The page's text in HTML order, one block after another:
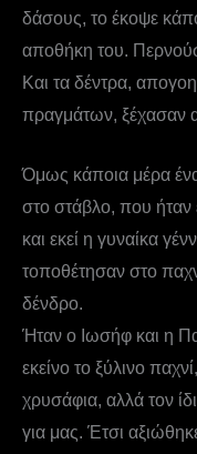
δάσους, το έκοψε
αποθήκη του.
Και τα δέντρα,
πραγμάτων, ξέχασαν
Όμως κάποια μέρα
στο στάβλο, που ήταν
και εκεί η γυναίκα
τοποθέτησαν στο
δένδρο.
Ήταν ο Ιωσήφ και η
εκείνο το ξύλινο
χρυσάφια, αλλά τον
για μας. Έτσι